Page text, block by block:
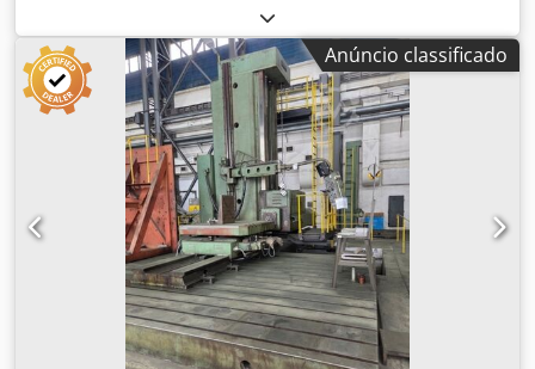
fuso: 700 mm Credpfx Afoyw Th Aeuef Manga suporte:
movimento horizontal 700 mm Dimensões da manga
suporte: 340 x 340 mm Cone do fuso: ISO 50 Velocidades
do fuso: 2 - 2.500 rpm Avanço: 5.000 mm/min
Deslocamento rápido: 10 m/min Área de fixação da mesa:
2.500 x 2.000 mm Carga máxima da mesa: 25.000 KG Eixo
B: 360° Potência total necessária: 100 kW Peso da máquina:
aprox. 38,5 t Dimensões necessárias: aprox. 8,40 x 6,80 x
5,90 m Revisão geral em 2004
Anúncio classificado